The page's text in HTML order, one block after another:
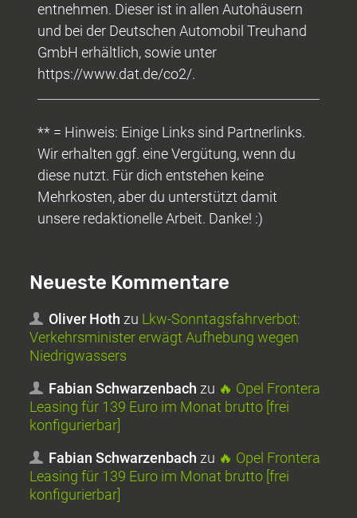
entnehmen. Dieser ist in allen Autohäusern
und bei der Deutschen Automobil Treuhand
GmbH erhältlich, sowie unter
https://www.dat.de/co2/.
** = Hinweis: Einige Links sind Partnerlinks.
Wir erhalten ggf. eine Vergütung, wenn du
diese nutzt. Für dich entstehen keine
Mehrkosten, aber du unterstützt damit
unsere redaktionelle Arbeit. Danke! :)
Neueste Kommentare
Oliver Hoth zu Lkw-Sonntagsfahrverbot:
Verkehrsminister erwägt Aufhebung wegen
Niedrigwassers
Fabian Schwarzenbach zu 🔥 Opel Frontera
Leasing für 139 Euro im Monat brutto [frei
konfigurierbar]
Fabian Schwarzenbach zu 🔥 Opel Frontera
Leasing für 139 Euro im Monat brutto [frei
konfigurierbar]